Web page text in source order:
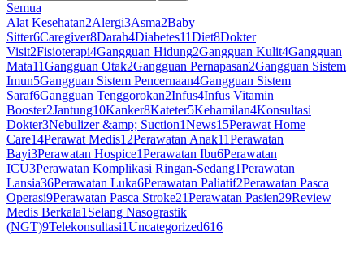
Semua
Alat Kesehatan2Alergi3Asma2Baby
Sitter6Caregiver8Darah4Diabetes11Diet8Dokter
Visit2Fisioterapi4Gangguan Hidung2Gangguan Kulit4Gangguan
Mata11Gangguan Otak2Gangguan Pernapasan2Gangguan Sistem
Imun5Gangguan Sistem Pencernaan4Gangguan Sistem
Saraf6Gangguan Tenggorokan2Infus4Infus Vitamin
Booster2Jantung10Kanker8Kateter5Kehamilan4Konsultasi
Dokter3Nebulizer &amp; Suction1News15Perawat Home
Care14Perawat Medis12Perawatan Anak11Perawatan
Bayi3Perawatan Hospice1Perawatan Ibu6Perawatan
ICU3Perawatan Komplikasi Ringan-Sedang1Perawatan
Lansia36Perawatan Luka6Perawatan Paliatif2Perawatan Pasca
Operasi9Perawatan Pasca Stroke21Perawatan Pasien29Review
Medis Berkala1 Selang Nasograstik
(NGT)9Telekonsultasi1Uncategorized616